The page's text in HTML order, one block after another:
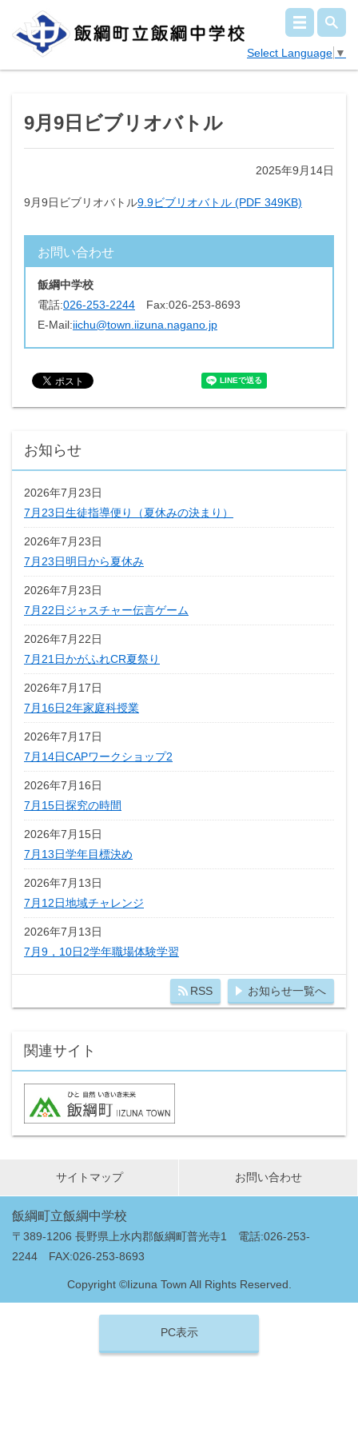
Select Language ▼
9月9日ビブリオバトル
2025年9月14日
9月9日ビブリオバトル9.9ビブリオバトル (PDF 349KB)
お問い合わせ
飯綱中学校
電話:026-253-2244 Fax:026-253-8693
E-Mail:iichu@town.iizuna.nagano.jp
お知らせ
2026年7月23日
7月23日生徒指導便り（夏休みの決まり）
2026年7月23日
7月23日明日から夏休み
2026年7月23日
7月22日ジャスチャー伝言ゲーム
2026年7月22日
7月21日かがふれCR夏祭り
2026年7月17日
7月16日2年家庭科授業
2026年7月17日
7月14日CAPワークショップ2
2026年7月16日
7月15日探究の時間
2026年7月15日
7月13日学年目標決め
2026年7月13日
7月12日地域チャレンジ
2026年7月13日
7月9，10日2学年職場体験学習
RSS お知らせ一覧へ
関連サイト
サイトマップ お問い合わせ
飯綱町立飯綱中学校
〒389-1206 長野県上水内郡飯綱町普光寺1 電話:026-253-
2244 FAX:026-253-8693
Copyright ©Iizuna Town All Rights Reserved.
PC表示